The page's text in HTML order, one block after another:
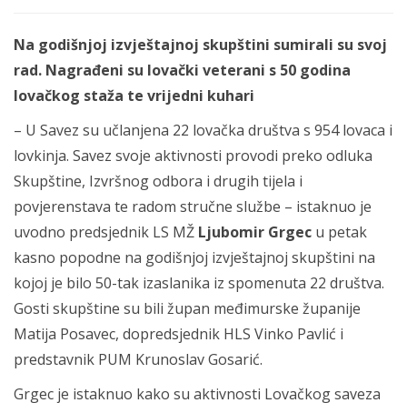
Na godišnjoj izvještajnoj skupštini sumirali su svoj
rad. Nagrađeni su lovački veterani s 50 godina
lovačkog staža te vrijedni kuhari
– U Savez su učlanjena 22 lovačka društva s 954 lovaca i
lovkinja. Savez svoje aktivnosti provodi preko odluka
Skupštine, Izvršnog odbora i drugih tijela i
povjerenstava te radom stručne službe – istaknuo je
uvodno predsjednik LS MŽ Ljubomir Grgec u petak
kasno popodne na godišnjoj izvještajnoj skupštini na
kojoj je bilo 50-tak izaslanika iz spomenuta 22 društva.
Gosti skupštine su bili župan međimurske županije
Matija Posavec, dopredsjednik HLS Vinko Pavlić i
predstavnik PUM Krunoslav Gosarić.
Grgec je istaknuo kako su aktivnosti Lovačkog saveza